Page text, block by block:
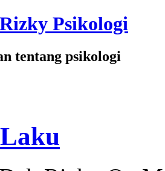
Psikologi
tentang psikologi